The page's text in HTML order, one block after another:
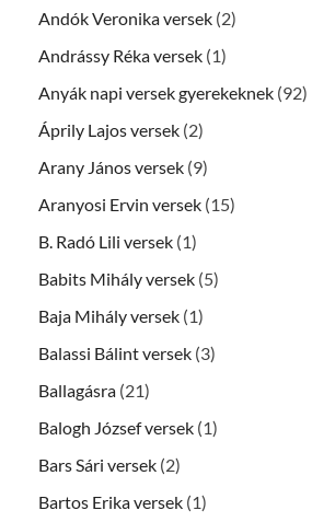
Andók Veronika versek (2)
Andrássy Réka versek (1)
Anyák napi versek gyerekeknek (92)
Áprily Lajos versek (2)
Arany János versek (9)
Aranyosi Ervin versek (15)
B. Radó Lili versek (1)
Babits Mihály versek (5)
Baja Mihály versek (1)
Balassi Bálint versek (3)
Ballagásra (21)
Balogh József versek (1)
Bars Sári versek (2)
Bartos Erika versek (1)